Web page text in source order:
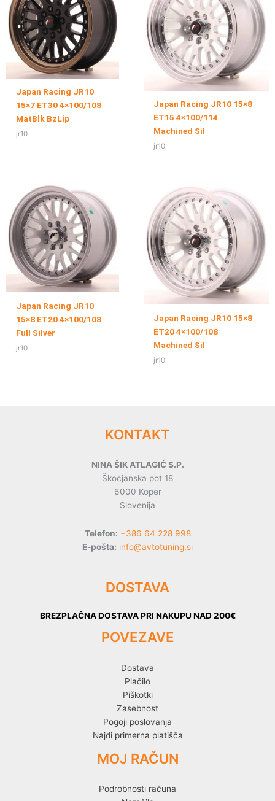
Japan Racing JR10
15×7 ET30 4×100/108
MatBlk BzLip
jr10
Japan Racing JR10 15×8
ET15 4×100/114
Machined Sil
jr10
Japan Racing JR10
15×8 ET20 4×100/108
Full Silver
jr10
Japan Racing JR10 15×8
ET20 4×100/108
Machined Sil
jr10
KONTAKT
NINA ŠIK ATLAGIĆ S.P.
Škocjanska pot 18
6000 Koper
Slovenija
Telefon: +386 64 228 998
E-pošta: info@avtotuning.si
DOSTAVA
BREZPLAČNA DOSTAVA PRI NAKUPU NAD 200€
POVEZAVE
Dostava
Plačilo
Piškotki
Zasebnost
Pogoji poslovanja
Najdi primerna platišča
MOJ RAČUN
Podrobnosti računa